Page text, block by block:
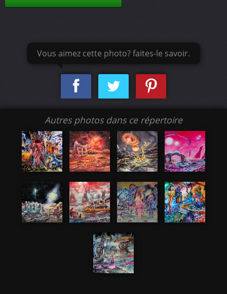
Vous aimez cette photo? faites-le savoir.
Autres photos dans ce répertoire